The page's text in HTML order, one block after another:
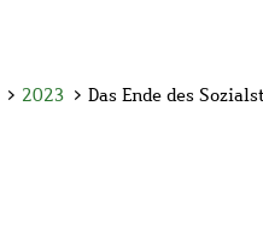
> 2023 > Das Ende des